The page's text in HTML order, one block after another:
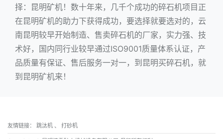
择：昆明矿机！数十年来，几千个成功的碎石机项目正
在昆明矿机的助力下获得成功，要选择就要选对的，云
南昆明较早开始制造、售卖碎石机的厂家，实力强、技
术好，国内同行业较早通过ISO9001质量体系认证，产
品质量有保证、售后服务一对一，到昆明买碎石机，就
到昆明矿机来！
友情链接： 跳汰机 、 打砂机